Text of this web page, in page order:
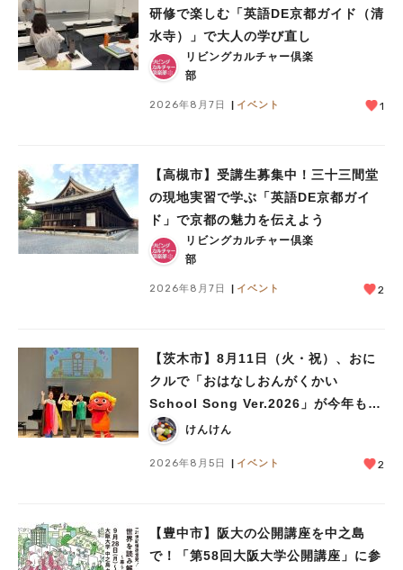
研修で楽しむ「英語DE京都ガイド（清
水寺）」で大人の学び直し
リビングカルチャー倶楽
部
2026年8月7日 イベント 1
【高槻市】受講生募集中！三十三間堂
の現地実習で学ぶ「英語DE京都ガイ
ド」で京都の魅力を伝えよう
リビングカルチャー倶楽
部
2026年8月7日 イベント 2
【茨木市】8月11日（火・祝）、おに
クルで「おはなしおんがくかい
School Song Ver.2026」が今年も開
催！テーマは「学校」♪
けんけん
2026年8月5日 イベント 2
【豊中市】阪大の公開講座を中之島
で！「第58回大阪大学公開講座」に参
人気のキーワード
#あなたはどっち？